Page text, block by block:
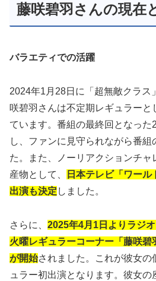
藤咲碧羽さんの現在
バラエティでの活躍
2024年1月28日に「超無敵クラス
咲碧羽さんは不定期レギュラーと
ています。番組の最終回となっ
し、ファンに見守られながら番組
た。また、ノーリアクションチャ
産物として、
日本テレビ「ワー
出演も決定 しました。
さらに、 2025年4月1日よりラジ
火曜レギュラーコーナー「藤咲碧
が開始されました。これが彼女の
ュラー初出演となります。彼女の